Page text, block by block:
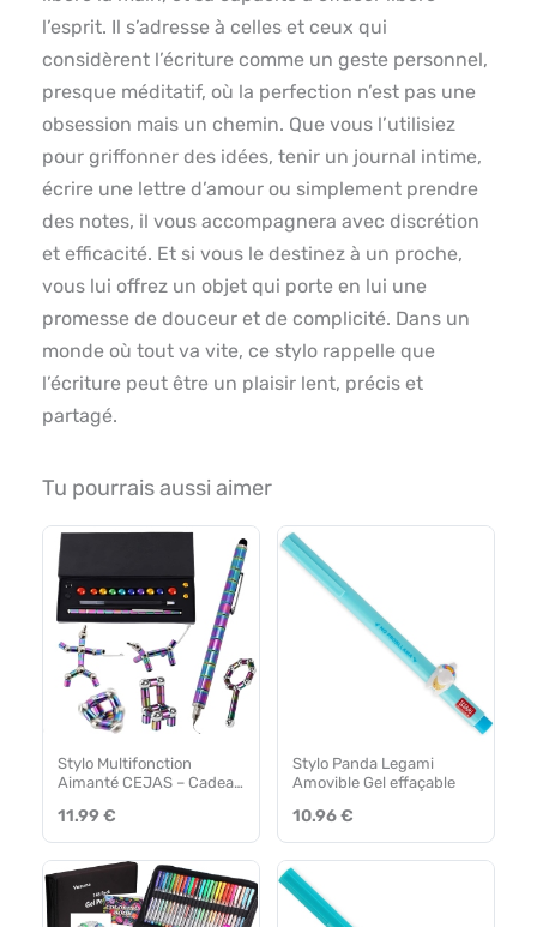
l’esprit. Il s’adresse à celles et ceux qui
considèrent l’écriture comme un geste personnel,
presque méditatif, où la perfection n’est pas une
obsession mais un chemin. Que vous l’utilisiez
pour griffonner des idées, tenir un journal intime,
écrire une lettre d’amour ou simplement prendre
des notes, il vous accompagnera avec discrétion
et efficacité. Et si vous le destinez à un proche,
vous lui offrez un objet qui porte en lui une
promesse de douceur et de complicité. Dans un
monde où tout va vite, ce stylo rappelle que
l’écriture peut être un plaisir lent, précis et
partagé.
Tu pourrais aussi aimer
Stylo Multifonction
Aimanté CEJAS – Cadeau
11.99 €
Stylo Panda Legami
Amovible Gel effaçable
10.96 €